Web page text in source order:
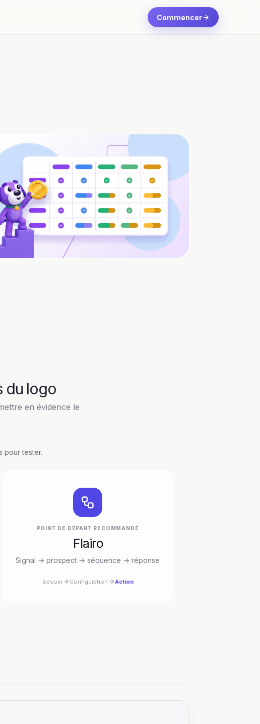
Commencer
du logo
en évidence le
pour tester.
POINT DE DÉPART RECOMMANDÉ
Flairo
Signal → prospect → séquence → réponse
Besoin Configuration Action